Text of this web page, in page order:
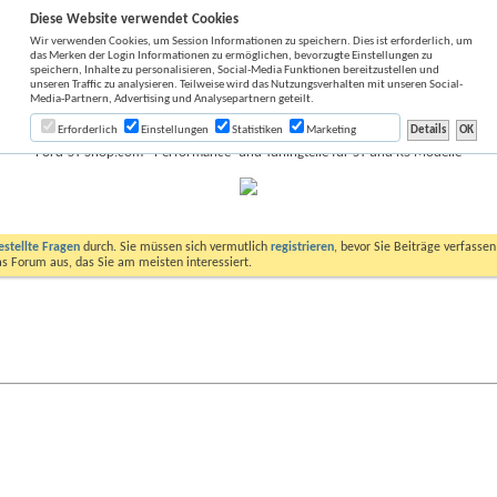
Ford-ST-Shop.com - Performance- und Tuningteile für ST und RS Modelle
Fragen durch. Sie müssen sich vermutlich registrieren, bevor Sie Beiträge
Forum aus, das Sie am meisten interessiert.
Diese Website verwendet Cookies
Wir verwenden Cookies, um Session Informationen zu speichern. Dies ist erforderlich, um
das Merken der Login Informationen zu ermöglichen, bevorzugte Einstellungen zu
speichern, Inhalte zu personalisieren, Social-Media Funktionen bereitzustellen und
unseren Traffic zu analysieren. Teilweise wird das Nutzungsverhalten mit unseren Social-
Media-Partnern, Advertising und Analysepartnern geteilt.
Erforderlich Einstellungen Statistiken Marketing